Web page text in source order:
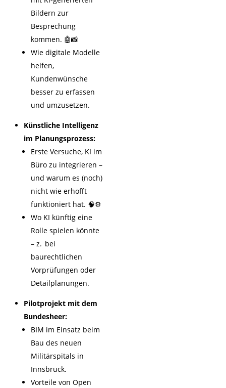
Bildern zur
Besprechung
kommen. 🤖📸
Wie digitale Modelle
helfen,
Kundenwünsche
besser zu erfassen
und umzusetzen.
Künstliche Intelligenz
im Planungsprozess:
Erste Versuche, KI im
Büro zu integrieren –
und warum es (noch)
nicht wie erhofft
funktioniert hat. 🧠⚙️
Wo KI künftig eine
Rolle spielen könnte
– z. bei
baurechtlichen
Vorprüfungen oder
Detailplanungen.
Pilotprojekt mit dem
Bundesheer:
BIM im Einsatz beim
Bau des neuen
Militärspitals in
Innsbruck.
Vorteile von Open